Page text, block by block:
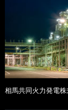
相馬共同火力発電